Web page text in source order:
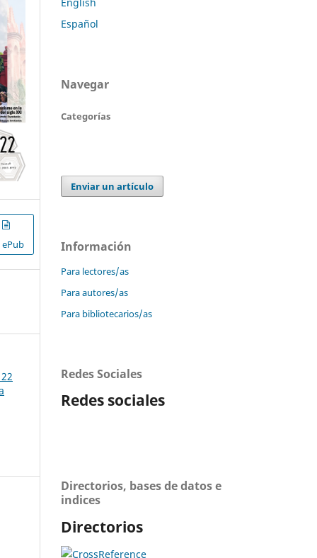
ePub
Español
Navegar
Categorías
Enviar un artículo
Información
Para lectores/as
Para autores/as
Para bibliotecarios/as
Redes Sociales
Redes sociales
Directorios, bases de datos e
indices
Directorios